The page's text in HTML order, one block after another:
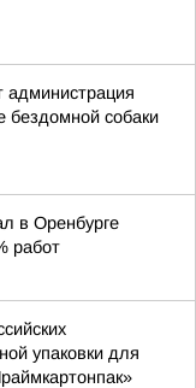
администрация
бездомной собаки
в Оренбурге
работ
упаковки для